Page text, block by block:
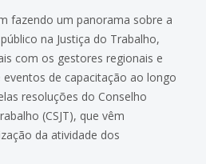
fazendo um panorama sobre a
na Justiça do Trabalho,
com os gestores regionais e
de capacitação ao longo
resoluções do Conselho
(CSJT), que vêm
da atividade dos